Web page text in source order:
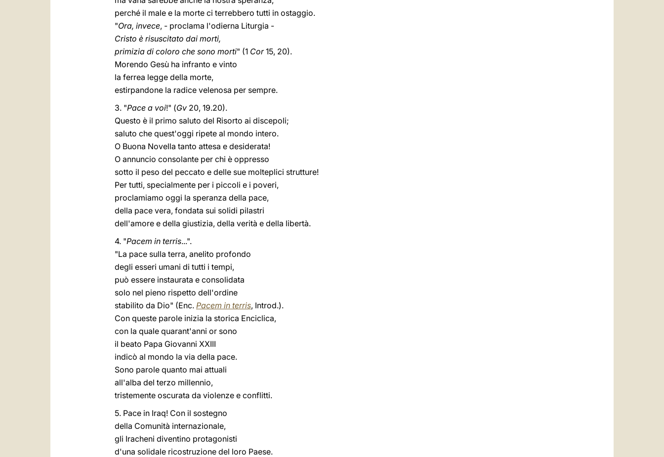
perché il male e la morte ci terrebbero tutti in ostaggio.
"Ora, invece, - proclama l'odierna Liturgia -
Cristo è risuscitato dai morti,
primizia di coloro che sono morti" (1 Cor15, 20).
Morendo Gesù ha infranto e vinto
la ferrea legge della morte,
estirpandone la radice velenosa per sempre.
3. "Pace a voi!" (Gv 20, 19.20).
Questo è il primo saluto del Risorto ai discepoli;
saluto che quest'oggi ripete al mondo intero.
O Buona Novella tanto attesa e desiderata!
O annuncio consolante per chi è oppresso
sotto il peso del peccato e delle sue molteplici strutture!
Per tutti, specialmente per i piccoli e i poveri,
proclamiamo oggi la speranza della pace,
della pace vera, fondata sui solidi pilastri
dell'amore e della giustizia, della verità e della libertà.
4. "Pacem in terris...".
"La pace sulla terra, anelito profondo
degli esseri umani di tutti i tempi,
può essere instaurata e consolidata
solo nel pieno rispetto dell'ordine
stabilito da Dio" (Enc. Pacem in terris, Introd.).
Con queste parole inizia la storica Enciclica,
con la quale quarant'anni or sono
il beato Papa Giovanni XXIII
indicò al mondo la via della pace.
Sono parole quanto mai attuali
all'alba del terzo millennio,
tristemente oscurata da violenze e conflitti.
5. Pace in Iraq! Con il sostegno
della Comunità internazionale,
gli Iracheni diventino protagonisti
d'una solidale ricostruzione del loro Paese.